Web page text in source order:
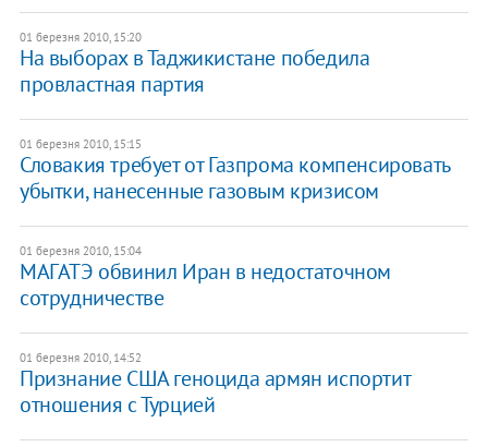
01 березня 2010, 15:20
На выборах в Таджикистане победила
провластная партия
01 березня 2010, 15:15
Словакия требует от Газпрома компенсировать
убытки, нанесенные газовым кризисом
01 березня 2010, 15:04
МАГАТЭ обвинил Иран в недостаточном
сотрудничестве
01 березня 2010, 14:52
Признание США геноцида армян испортит
отношения с Турцией